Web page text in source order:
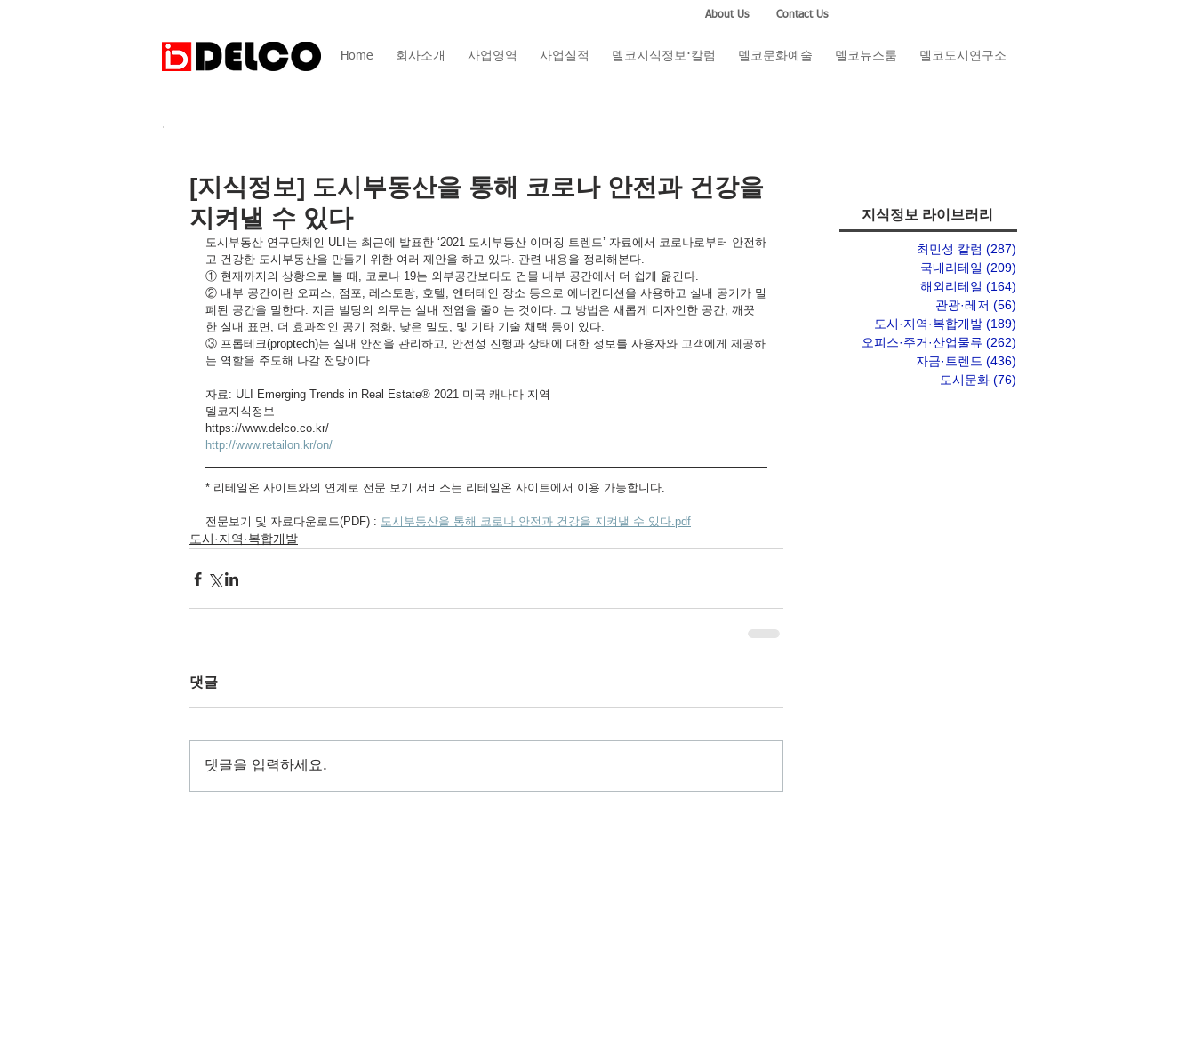
Home 회사소개 사업영역 사업실적 델코지식정보·칼럼 델코문화예술 델코뉴스룸 델코도시연구소
About Us Contact Us
지식정보 라이브러리
최민성 칼럼 (287)
국내리테일 (209)
해외리테일 (164)
관광·레저 (56)
도시·지역·복합개발 (189)
오피스·주거·산업물류 (262)
자금·트렌드 (436)
도시문화 (76)
[지식정보] 도시부동산을 통해 코로나 안전과 건강을
지켜낼 수 있다
도시부동산 연구단체인 ULI는 최근에 발표한 ‘2021 도시부동산 이머징 트렌드’ 자료에서 코로나로부터 안전하
고 건강한 도시부동산을 만들기 위한 여러 제안을 하고 있다. 관련 내용을 정리해본다.
① 현재까지의 상황으로 볼 때, 코로나 19는 외부공간보다도 건물 내부 공간에서 더 쉽게 옮긴다.
② 내부 공간이란 오피스, 점포, 레스토랑, 호텔, 엔터테인 장소 등으로 에너컨디션을 사용하고 실내 공기가 밀
폐된 공간을 말한다. 지금 빌딩의 의무는 실내 전염을 줄이는 것이다. 그 방법은 새롭게 디자인한 공간, 깨끗
한 실내 표면, 더 효과적인 공기 정화, 낮은 밀도, 및 기타 기술 채택 등이 있다.
③ 프롭테크(proptech)는 실내 안전을 관리하고, 안전성 진행과 상태에 대한 정보를 사용자와 고객에게 제공하
는 역할을 주도해 나갈 전망이다.
자료: ULI Emerging Trends in Real Estate® 2021 미국 캐나다 지역
델코지식정보
https://www.delco.co.kr/
http://www.retailon.kr/on/
* 리테일온 사이트와의 연계로 전문 보기 서비스는 리테일온 사이트에서 이용 가능합니다.
전문보기 및 자료다운로드(PDF) : 도시부동산을 통해 코로나 안전과 건강을 지켜낼 수 있다.pdf
도시·지역·복합개발
댓글
댓글을 입력하세요.